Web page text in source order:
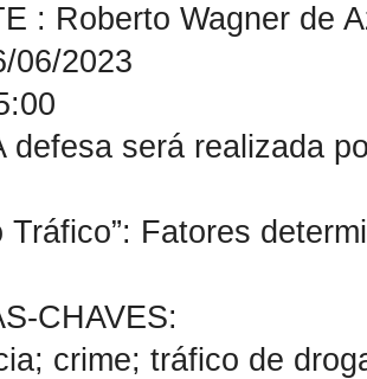
: Roberto Wagner de
06/2023
defesa será realizada
Tráfico”: Fatores
CHAVES:
crime; tráfico de